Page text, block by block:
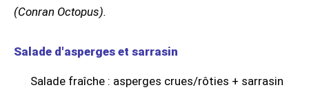
(Conran Octopus).
Salade d'asperges et sarrasin
Salade fraîche : asperges crues/rôties + sarrasin